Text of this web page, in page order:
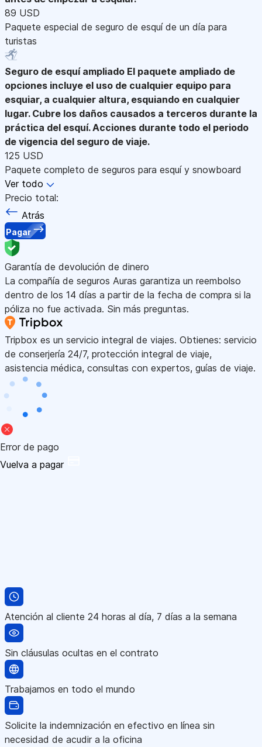
89 USD
Paquete especial de seguro de esquí de un día para
turistas
Seguro de esquí ampliado El paquete ampliado de
opciones incluye el uso de cualquier equipo para
esquiar, a cualquier altura, esquiando en cualquier
lugar. Cubre los daños causados a terceros durante la
práctica del esquí. Acciones durante todo el periodo
de vigencia del seguro de viaje.
125 USD
Paquete completo de seguros para esquí y snowboard
Ver todo
Precio total:
Atrás
Pagar
Garantía de devolución de dinero
La compañía de seguros Auras garantiza un reembolso
dentro de los 14 días a partir de la fecha de compra si la
póliza no fue activada. Sin más preguntas.
Tripbox es un servicio integral de viajes. Obtienes: servicio
de conserjería 24/7, protección integral de viaje,
asistencia médica, consultas con expertos, guías de viaje.
Error de pago
Vuelva a pagar
Atención al cliente 24 horas al día, 7 días a la semana
Sin cláusulas ocultas en el contrato
Trabajamos en todo el mundo
Solicite la indemnización en efectivo en línea sin
necesidad de acudir a la oficina